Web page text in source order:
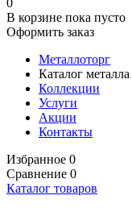
0
В корзине пока пусто
Оформить заказ
Металлоторг
Каталог металла
Коллекции
Услуги
Акции
Контакты
Избранное 0
Сравнение 0
Каталог товаров